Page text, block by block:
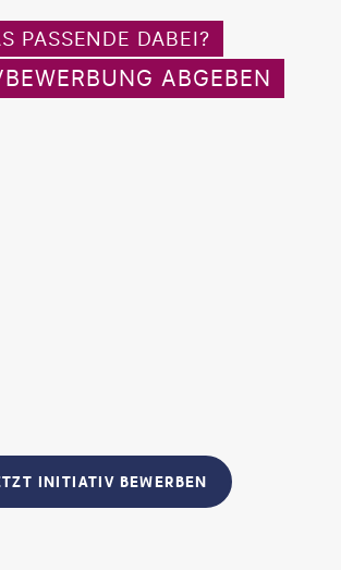
PASSENDE DABEI?
ABGEBEN
INITIATIV BEWERBEN